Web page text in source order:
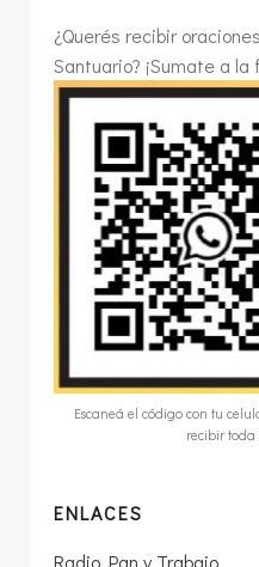
¿Querés recibir
Santuario? ¡Sumate a
Escaneá el código con tu
recibir
ENLACES
Radio Pan y Trabajo